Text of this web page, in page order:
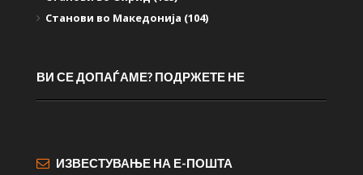
Станови во Македонија (104)
ВИ СЕ ДОПАЃАМЕ? ПОДРЖЕТЕ НЕ
ИЗВЕСТУВАЊЕ НА Е-ПОШТА